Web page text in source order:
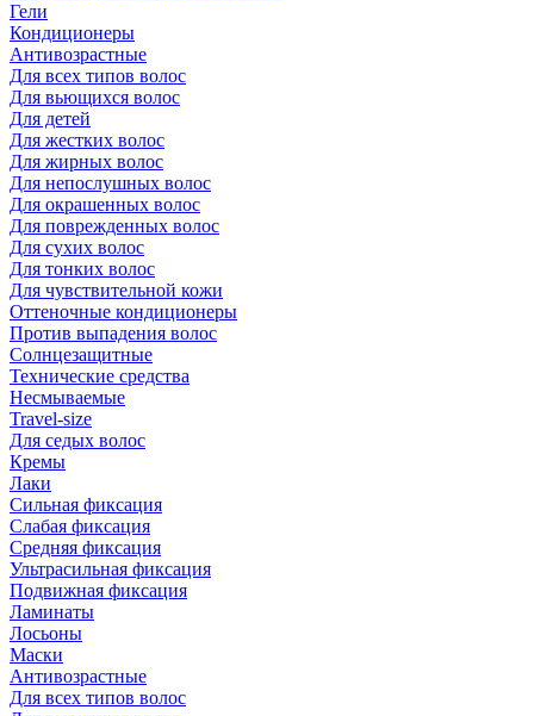
Гели
Кондиционеры
Антивозрастные
Для всех типов волос
Для вьющихся волос
Для детей
Для жестких волос
Для жирных волос
Для непослушных волос
Для окрашенных волос
Для поврежденных волос
Для сухих волос
Для тонких волос
Для чувствительной кожи
Оттеночные кондиционеры
Против выпадения волос
Солнцезащитные
Технические средства
Несмываемые
Travel-size
Для седых волос
Кремы
Лаки
Сильная фиксация
Слабая фиксация
Средняя фиксация
Ультрасильная фиксация
Подвижная фиксация
Ламинаты
Лосьоны
Маски
Антивозрастные
Для всех типов волос